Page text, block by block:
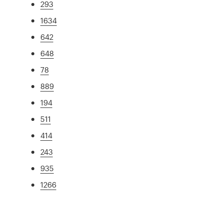
293
1634
642
648
78
889
194
511
414
243
935
1266